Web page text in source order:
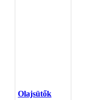
Olajsütők